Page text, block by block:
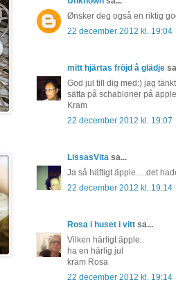
Ønsker deg også en riktig
22 december 2012 kl. 19:04
mitt hjärtas fröjd å glädje
God jul till dig med:) jag
sätta på schabloner på
Kram
22 december 2012 kl. 19:07
LissasVita sa...
Ja så häftigt äpple.....det
22 december 2012 kl. 19:14
Rosa i huset i vitt sa...
Vilken härligt äpple..
ha en härlig jul
kram Rosa
22 december 2012 kl. 19:14